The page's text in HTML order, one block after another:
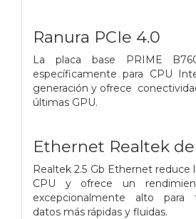
Ranura PCIe 4.0
La placa base PRIME
específicamente para CPU
generación y ofrece
últimas GPU.
Ethernet Realtek de
Realtek 2.5 Gb Ethernet reduce
CPU y ofrece un
excepcionalmente alto para
datos más rápidas y fluidas.